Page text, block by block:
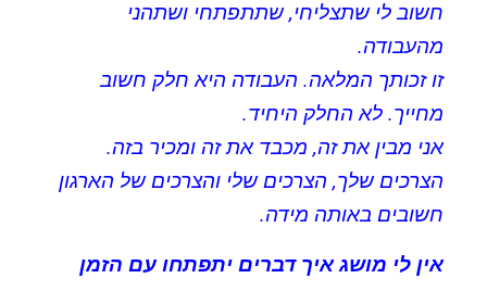
חשוב לי שתצליחי, שתתפתחי ושתהני
מהעבודה.
זו זכותך המלאה. העבודה היא חלק חשוב
מחייך. לא החלק היחיד.
אני מבין את זה, מכבד את זה ומכיר בזה.
הצרכים שלך, הצרכים שלי והצרכים של הארגון
חשובים באותה מידה.
אין לי מושג איך דברים יתפתחו עם הזמן